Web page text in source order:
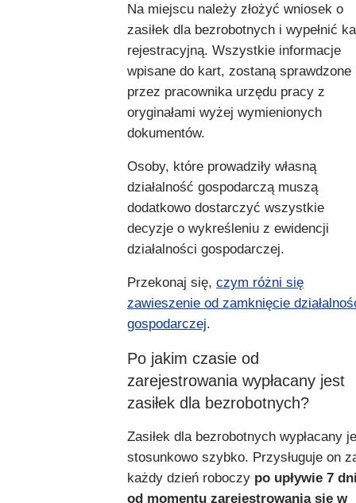
Na miejscu należy złożyć wniosek o
zasiłek dla bezrobotnych i wypełnić
rejestracyjną. Wszystkie informacje
wpisane do kart, zostaną sprawdzone
przez pracownika urzędu pracy z
oryginałami wyżej wymienionych
dokumentów.
Osoby, które prowadziły własną
działalność gospodarczą muszą
dodatkowo dostarczyć wszystkie
decyzje o wykreśleniu z ewidencji
działalności gospodarczej.
Przekonaj się, czym różni się
zawieszenie od zamknięcie
gospodarczej.
Po jakim czasie od
zarejestrowania wypłacany jest
zasiłek dla bezrobotnych?
Zasiłek dla bezrobotnych wypłacany
stosunkowo szybko. Przysługuje on
każdy dzień roboczy po upływie 7
od momentu zarejestrowania się w